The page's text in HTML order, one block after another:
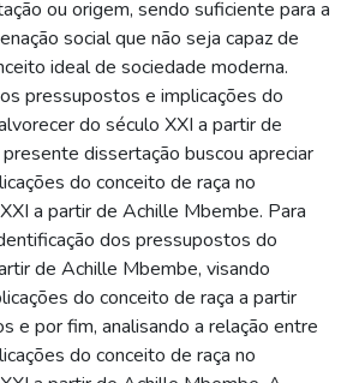
ou origem, sendo suficiente para a
social que não seja capaz de
ideal de sociedade moderna.
pressupostos e implicações do
do século XXI a partir de
dissertação buscou apreciar
do conceito de raça no
a partir de Achille Mbembe. Para
dos pressupostos do
de Achille Mbembe, visando
do conceito de raça a partir
e por fim, analisando a relação entre
do conceito de raça no